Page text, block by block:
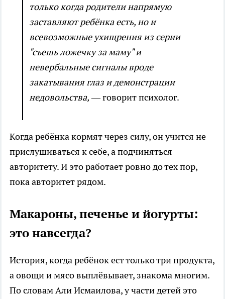
только когда родители напрямую
заставляют ребёнка есть, но и
всевозможные ухищрения из серии
"съешь ложечку за маму" и
невербальные сигналы вроде
закатывания глаз и демонстрации
недовольства,— говорит психолог.
Когда ребёнка кормят через силу, он учится не
прислушиваться к себе, а подчиняться
авторитету. И это работает ровно до тех пор,
пока авторитет рядом.
Макароны, печенье и йогурты:
это навсегда?
История, когда ребёнок ест только три продукта,
а овощи и мясо выплёвывает, знакома многим.
По словам Али Исмаилова, у части детей это